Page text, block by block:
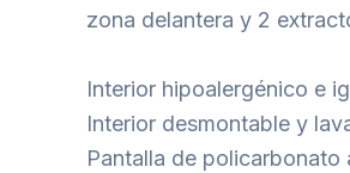
zona delantera y 2
Interior hipoalergénico e
Interior desmontable y
Pantalla de policarbonato